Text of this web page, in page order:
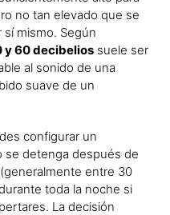
no tan elevado que se
mismo. Según
y 60 decibelios suele ser
al sonido de una
suave de un
configurar un
se detenga después de
entre 30
toda la noche si
La decisión